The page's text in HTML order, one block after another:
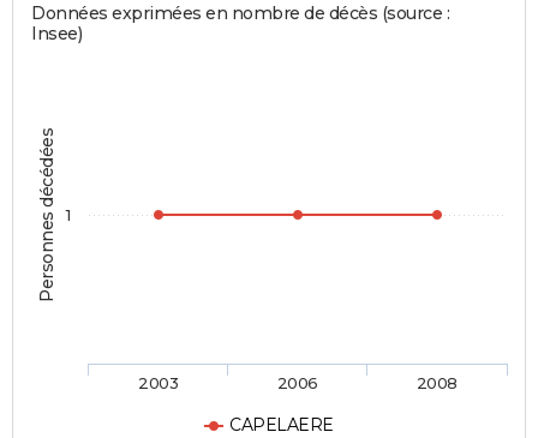
Personnes décédées
Données exprimées en nombre de décès (source :
Insee)
CAPELAERE
2003 2006 2008
1